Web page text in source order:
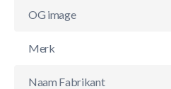
OG image
Merk
Naam Fabrikant